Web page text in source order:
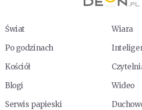
Świat
Wiara
Po godzinach
Kościół
Blogi
Wideo
Serwis papieski